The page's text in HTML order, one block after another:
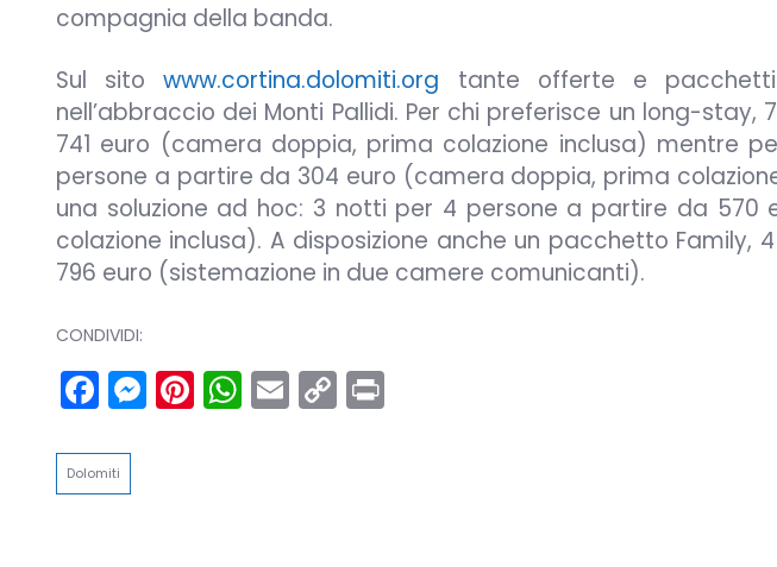
compagnia della banda.
Sul sitowww.cortina.dolomiti.org tante offerte e
nell’abbraccio dei Monti Pallidi. Per chi preferisce un long-
741 euro (camera doppia, prima colazione inclusa) mentre
persone a partire da 304 euro (camera doppia, prima
una soluzione ad hoc: 3 notti per 4 persone a partire da 570
colazione inclusa). A disposizione anche un pacchetto
796 euro (sistemazione in due camere comunicanti).
CONDIVIDI:
Facebook
Messenger
Pinterest
WhatsApp
Email
Copy
Link
Dolomiti